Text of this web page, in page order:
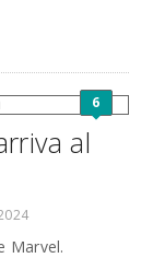
6
al
Marvel.